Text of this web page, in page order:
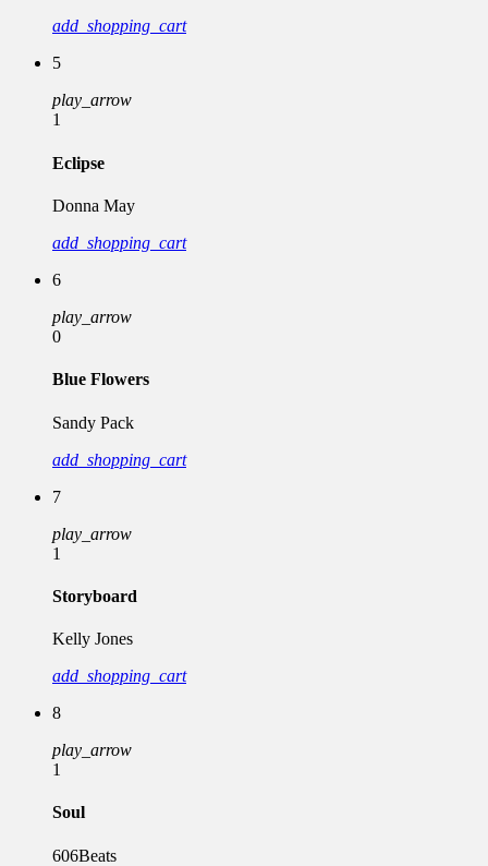
add_shopping_cart
5
play_arrow
1
Eclipse
Donna May
add_shopping_cart
6
play_arrow
0
Blue Flowers
Sandy Pack
add_shopping_cart
7
play_arrow
1
Storyboard
Kelly Jones
add_shopping_cart
8
play_arrow
1
Soul
606Beats